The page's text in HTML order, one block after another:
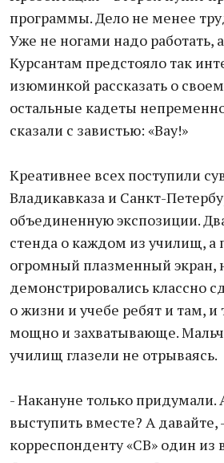
программы. Дело не менее
Уже не ногами надо работать,
Курсантам предстояло так
изюминкой рассказать о
остальные кадеты
сказали с завистью: «Вау!»
Креативнее всех поступили
Владикавказа и Санкт-
объединенную экспозиции.
стенда о каждом из училищ, а
огромный плазменный экран,
демонстрировались классно
о жизни и учебе ребят и там, и
мощно и захватывающе.
училищ глазели не отрываясь.
- Накануне только придумали.
выступить вместе? А давайте,
корреспонденту «СВ» один из